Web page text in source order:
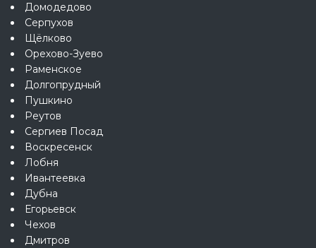
Домодедово
Серпухов
Щёлково
Орехово-Зуево
Раменское
Долгопрудный
Пушкино
Реутов
Сергиев Посад
Воскресенск
Лобня
Ивантеевка
Дубна
Егорьевск
Чехов
Дмитров